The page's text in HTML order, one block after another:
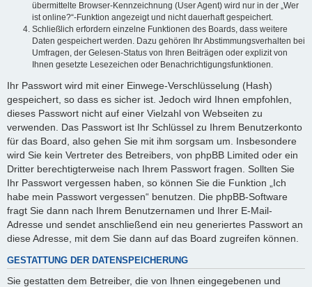
übermittelte Browser-Kennzeichnung (User Agent) wird nur in der „Wer
ist online?“-Funktion angezeigt und nicht dauerhaft gespeichert.
Schließlich erfordern einzelne Funktionen des Boards, dass weitere
Daten gespeichert werden. Dazu gehören Ihr Abstimmungsverhalten bei
Umfragen, der Gelesen-Status von Ihren Beiträgen oder explizit von
Ihnen gesetzte Lesezeichen oder Benachrichtigungsfunktionen.
Ihr Passwort wird mit einer Einwege-Verschlüsselung (Hash)
gespeichert, so dass es sicher ist. Jedoch wird Ihnen empfohlen,
dieses Passwort nicht auf einer Vielzahl von Webseiten zu
verwenden. Das Passwort ist Ihr Schlüssel zu Ihrem Benutzerkonto
für das Board, also gehen Sie mit ihm sorgsam um. Insbesondere
wird Sie kein Vertreter des Betreibers, von phpBB Limited oder ein
Dritter berechtigterweise nach Ihrem Passwort fragen. Sollten Sie
Ihr Passwort vergessen haben, so können Sie die Funktion „Ich
habe mein Passwort vergessen“ benutzen. Die phpBB-Software
fragt Sie dann nach Ihrem Benutzernamen und Ihrer E-Mail-
Adresse und sendet anschließend ein neu generiertes Passwort an
diese Adresse, mit dem Sie dann auf das Board zugreifen können.
GESTATTUNG DER DATENSPEICHERUNG
Sie gestatten dem Betreiber, die von Ihnen eingegebenen und